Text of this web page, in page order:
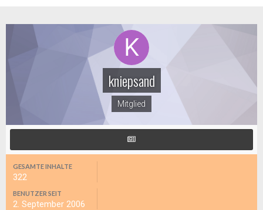
kniepsand
Mitglied
GESAMTE INHALTE
322
BENUTZER SEIT
2. September 2006